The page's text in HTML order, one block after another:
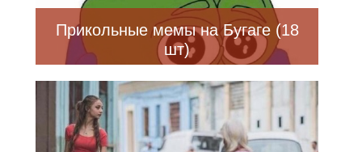
Прикольные мемы на Бугаге (18
шт)